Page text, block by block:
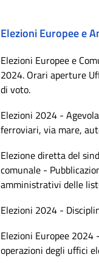
Elezioni Europee e
Elezioni Europee e
2024. Orari aperture
di voto.
Elezioni 2024 -
ferroviari, via mare,
Elezione diretta del
comunale -
amministrativi delle
Elezioni 2024 -
Elezioni Europee
operazioni degli uffici